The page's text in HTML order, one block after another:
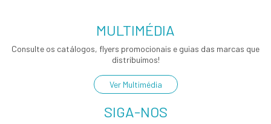
MULTIMÉDIA
Consulte os catálogos, flyers promocionais e guias das marcas que
distribuímos!
Ver Multimédia
SIGA-NOS